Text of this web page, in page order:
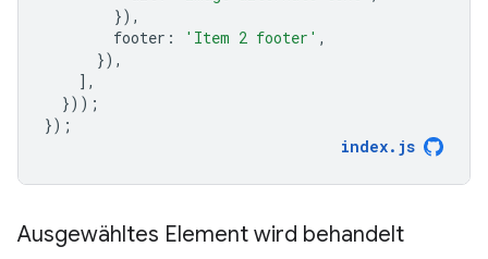
}),
footer : 'Item 2 footer' ,
}),
],
}));
});
index. js
Ausgewähltes Element wird behandelt